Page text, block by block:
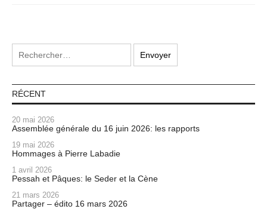
RÉCENT
20 mai 2026
Assemblée générale du 16 juin 2026: les rapports
19 mai 2026
Hommages à Pierre Labadie
1 avril 2026
Pessah et Pâques: le Seder et la Cène
21 mars 2026
Partager – édito 16 mars 2026